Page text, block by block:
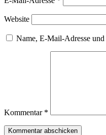
Website
Name, E-Mail-Adresse
Kommentar *